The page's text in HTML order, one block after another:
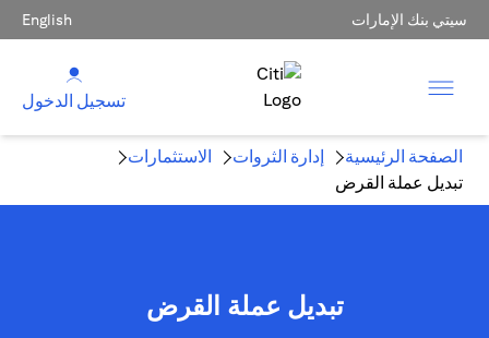
سيتي بنك الإمارات English
تسجيل الدخول
الصفحة الرئيسية إدارة الثروات
الاستثمارات
تبديل عملة القرض
تبديل عملة القرض